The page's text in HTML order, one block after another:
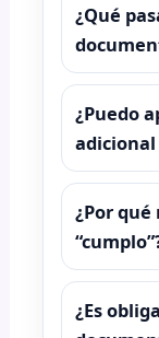
¿Qué
¿Puedo
adicional
¿Por
¿Es